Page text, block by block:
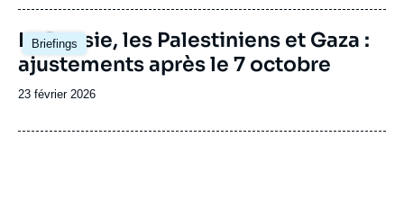
publication
Briefings
Image
principale
La Russie, les Palestiniens et Gaza :
ajustements après le 7 octobre
Date
publication
23 février 2026